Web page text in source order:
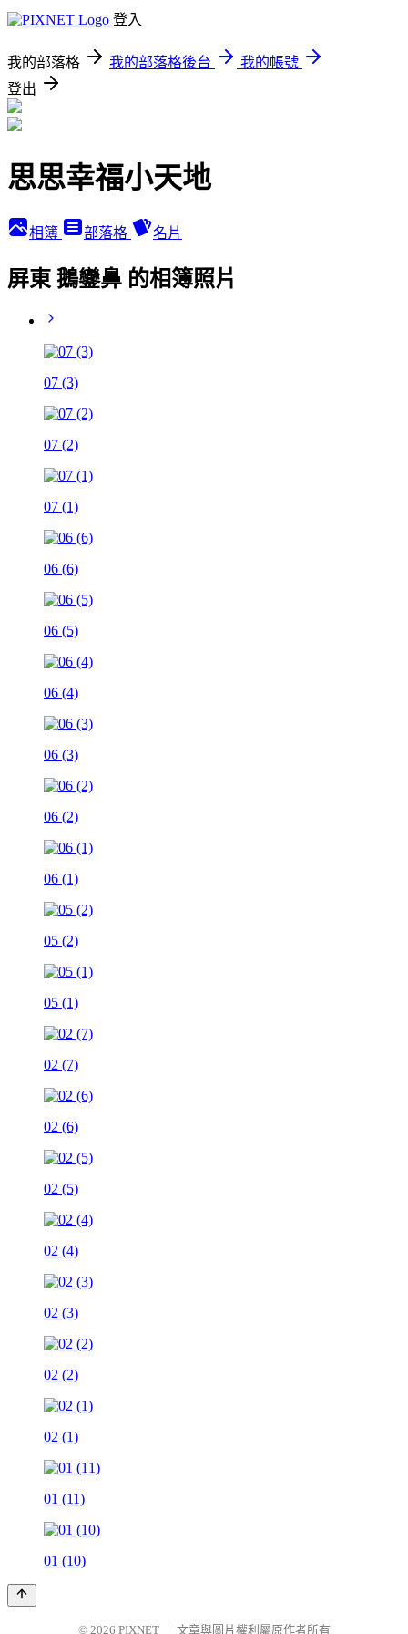
登入
我的部落格 我的部落格後台
我的帳號
登出
思思幸福小天地
相簿 部落格 名片
屏東 鵝鑾鼻 的相簿照片
07 (3)
07 (2)
07 (1)
06 (6)
06 (5)
06 (4)
06 (3)
06 (2)
06 (1)
05 (2)
05 (1)
02 (7)
02 (6)
02 (5)
02 (4)
02 (3)
02 (2)
02 (1)
01 (11)
01 (10)
© 2026 PIXNET 文章與圖片權利屬原作者所有